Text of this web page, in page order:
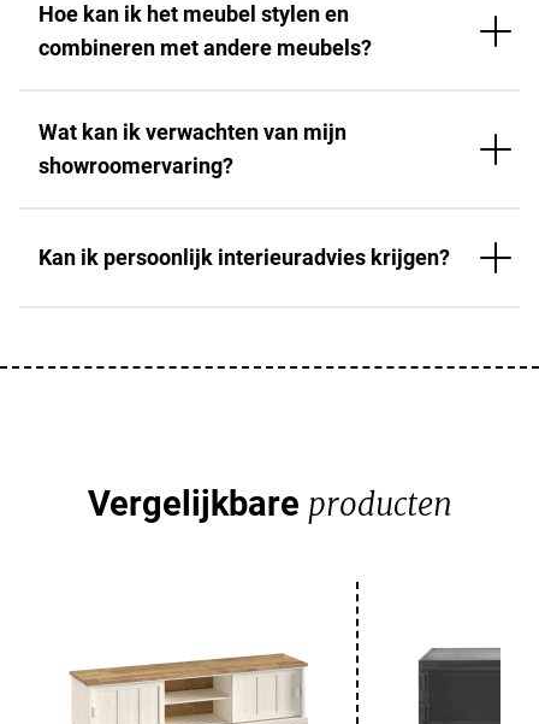
Hoe kan ik het meubel stylen en
combineren met andere meubels?
Wat kan ik verwachten van mijn
showroomervaring?
Kan ik persoonlijk interieuradvies krijgen?
Vergelijkbare producten